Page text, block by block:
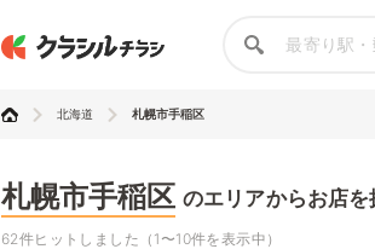
北海道 札幌市手稲区
札幌市手稲区 のエリアからお店を
62件ヒットしました（1〜10件を表示中）